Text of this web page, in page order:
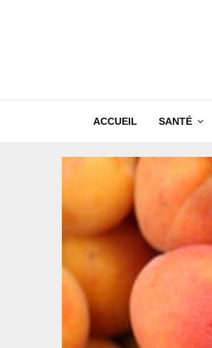
ACCUEIL SANTÉ